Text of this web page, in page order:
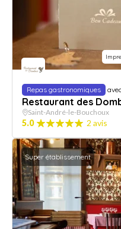
Repas gastronomiques
Restaurant des
Saint-André-le-Bouchoux
5.0 2 avis
Super établissement